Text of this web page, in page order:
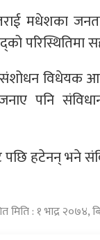
मधेशका
परिस्थितिमा
संशोधन विधेयक
पनि
हटेनन् भने
मिति : १ भाद्र २०७४,